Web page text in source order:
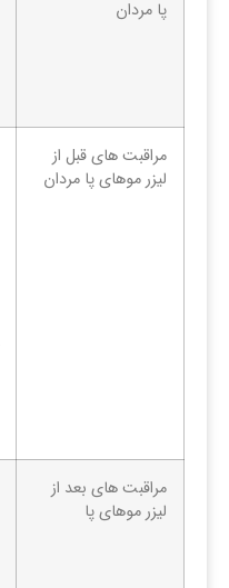
پا مردان
مراقبت های قبل از
لیزر موهای پا مردان
مراقبت های بعد از
لیزر موهای پا